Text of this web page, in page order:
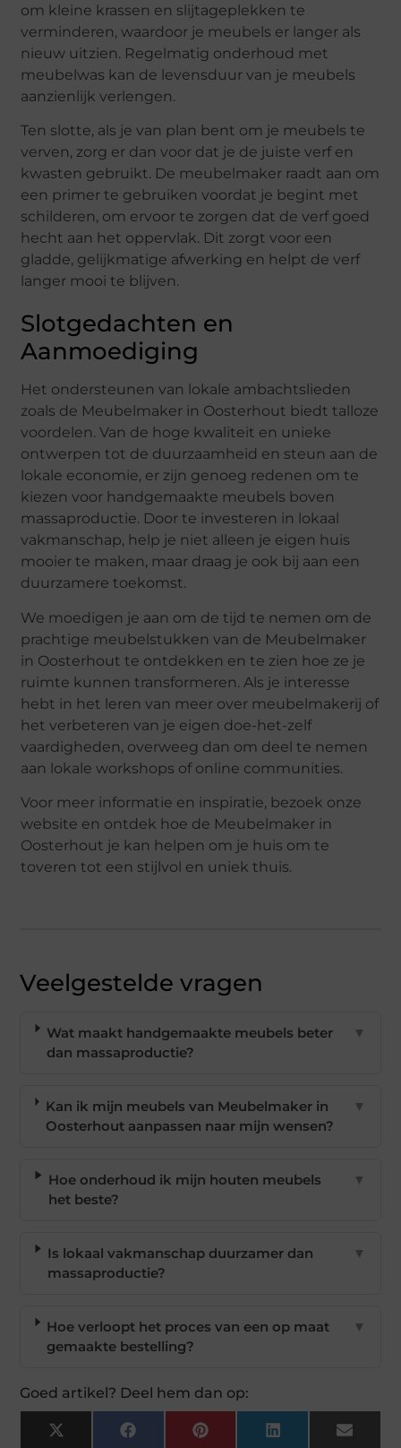
om kleine krassen en slijtageplekken te
verminderen, waardoor je meubels er langer als
nieuw uitzien. Regelmatig onderhoud met
meubelwas kan de levensduur van je meubels
aanzienlijk verlengen.
Ten slotte, als je van plan bent om je meubels te
verven, zorg er dan voor dat je de juiste verf en
kwasten gebruikt. De meubelmaker raadt aan om
een primer te gebruiken voordat je begint met
schilderen, om ervoor te zorgen dat de verf goed
hecht aan het oppervlak. Dit zorgt voor een
gladde, gelijkmatige afwerking en helpt de verf
langer mooi te blijven.
Slotgedachten en
Aanmoediging
Het ondersteunen van lokale ambachtslieden
zoals de Meubelmaker in Oosterhout biedt talloze
voordelen. Van de hoge kwaliteit en unieke
ontwerpen tot de duurzaamheid en steun aan de
lokale economie, er zijn genoeg redenen om te
kiezen voor handgemaakte meubels boven
massaproductie. Door te investeren in lokaal
vakmanschap, help je niet alleen je eigen huis
mooier te maken, maar draag je ook bij aan een
duurzamere toekomst.
We moedigen je aan om de tijd te nemen om de
prachtige meubelstukken van de Meubelmaker
in Oosterhout te ontdekken en te zien hoe ze je
ruimte kunnen transformeren. Als je interesse
hebt in het leren van meer over meubelmakerij of
het verbeteren van je eigen doe-het-zelf
vaardigheden, overweeg dan om deel te nemen
aan lokale workshops of online communities.
Voor meer informatie en inspiratie, bezoek onze
website en ontdek hoe de Meubelmaker in
Oosterhout je kan helpen om je huis om te
toveren tot een stijlvol en uniek thuis.
Veelgestelde vragen
Wat maakt handgemaakte meubels beter
dan massaproductie?
▼
Kan ik mijn meubels van Meubelmaker in
Oosterhout aanpassen naar mijn wensen?
▼
Hoe onderhoud ik mijn houten meubels
het beste?
▼
Is lokaal vakmanschap duurzamer dan
massaproductie?
▼
Hoe verloopt het proces van een op maat
gemaakte bestelling?
▼
Goed artikel? Deel hem dan op:
X FacebookPinterest LinkedIn Email